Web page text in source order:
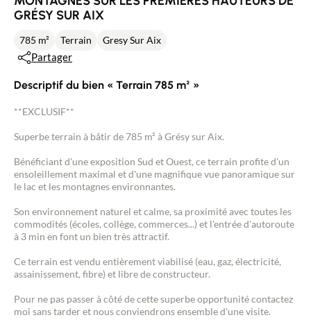
GRÉSY SUR AIX
785 m² Terrain Gresy Sur Aix
Partager
Descriptif du bien « Terrain 785 m² »
**EXCLUSIF**
Superbe terrain à bâtir de 785 m² à Grésy sur Aix.
Bénéficiant d'une exposition Sud et Ouest, ce terrain profite d'un
ensoleillement maximal et d'une magnifique vue panoramique sur
le lac et les montagnes environnantes.
Son environnement naturel et calme, sa proximité avec toutes les
commodités (écoles, collège, commerces...) et l'entrée d'autoroute
à 3 min en font un bien très attractif.
Ce terrain est vendu entièrement viabilisé (eau, gaz, électricité,
assainissement, fibre) et libre de constructeur.
Pour ne pas passer à côté de cette superbe opportunité contactez
moi sans tarder et nous conviendrons ensemble d'une visite.